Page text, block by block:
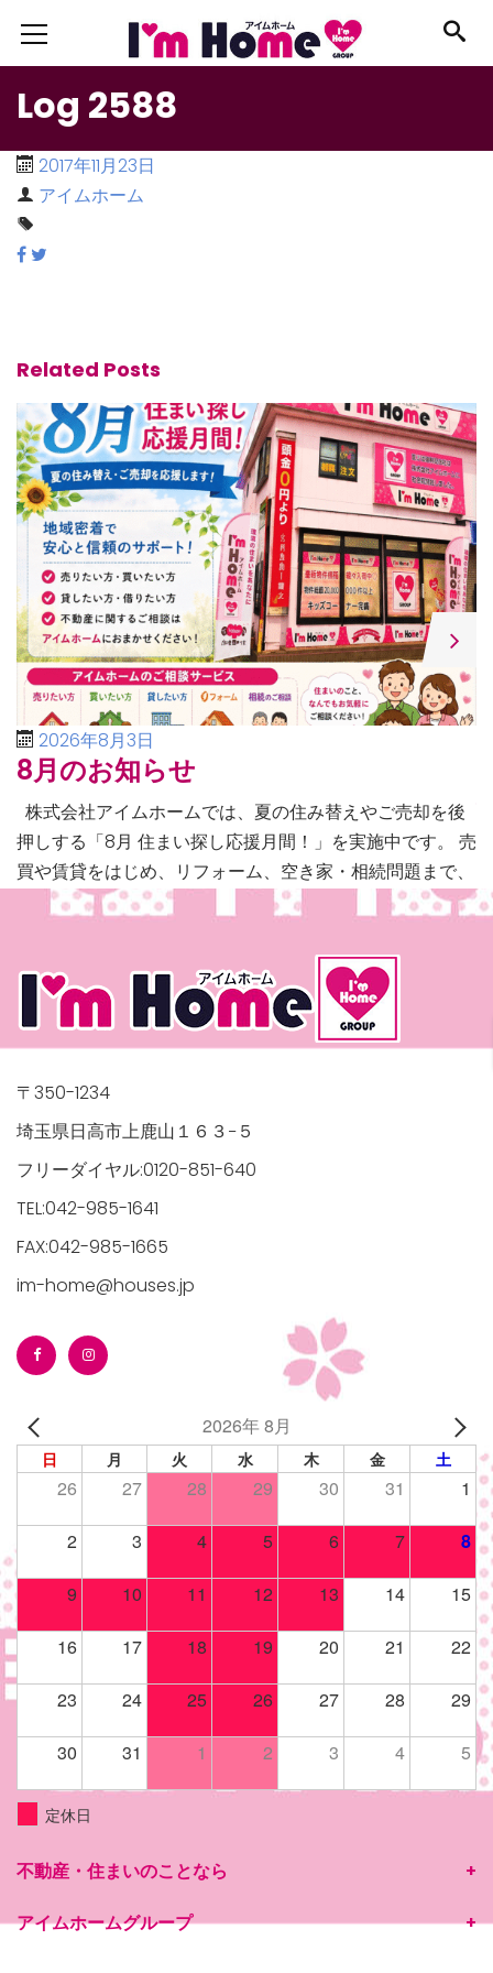
Log 2588
2017年11月23日
アイムホーム
Related Posts
2026年8月3日
8月のお知らせ
株式会社アイムホームでは、夏の住み替えやご売却を後
押しする「8月 住まい探し応援月間！」を実施中です。 売
買や賃貸をはじめ、リフォーム、空き家・相続問題まで、
不動産に関するあらゆるご相談に幅広く対応いたしま […]
〒350-1234
埼玉県日高市上鹿山１６３−５
フリーダイヤル:0120-851-640
TEL:042-985-1641
FAX:042-985-1665
im-home@houses.jp
2026年 8月
日 月 火 水 木 金 土
26 27 28 29 30 31 1
2 3 4 5 6 7 8
9 10 11 12 13 14 15
16 17 18 19 20 21 22
23 24 25 26 27 28 29
30 31 1 2 3 4 5
定休日
不動産・住まいのことなら
アイムホームグループ